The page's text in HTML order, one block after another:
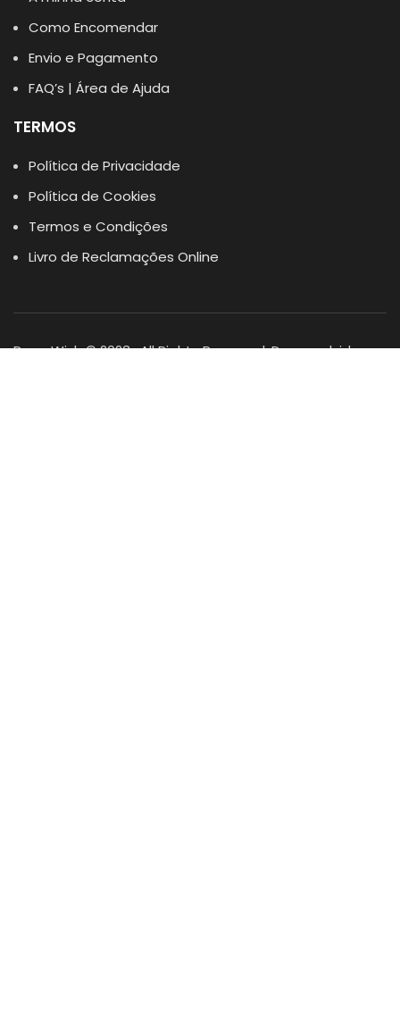
Como Encomendar
Envio e Pagamento
FAQ’s | Área de Ajuda
TERMOS
Política de Privacidade
Política de Cookies
Termos e Condições
Livro de Reclamações Online
Dogs Wish © 2023 . All Rights Reserved. Desenvolvido por